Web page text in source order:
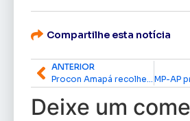
Compartilhe esta notícia
ANTERIOR
Deixe um